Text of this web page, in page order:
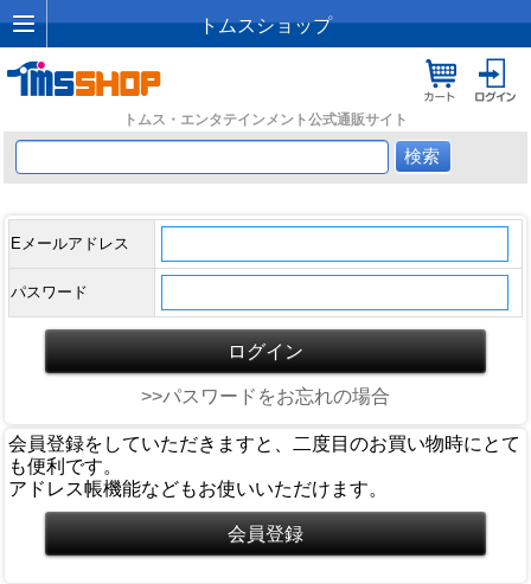
トムスショップ
トムス・エンタテインメント公式通販サイト
Eメールアドレス
パスワード
>>パスワードをお忘れの場合
会員登録をしていただきますと、二度目のお買い物時にとて
も便利です。
アドレス帳機能などもお使いいただけます。